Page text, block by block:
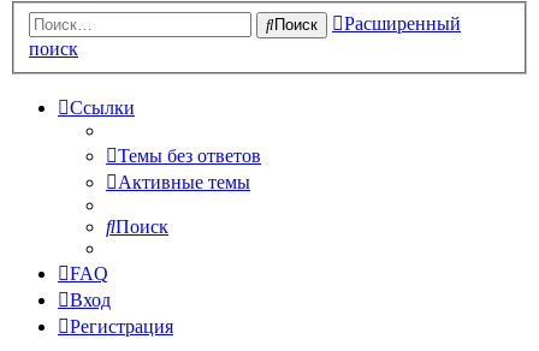
Поиск
Расширенный
поиск
Ссылки
Темы без ответов
Активные темы
Поиск
FAQ
Вход
Регистрация